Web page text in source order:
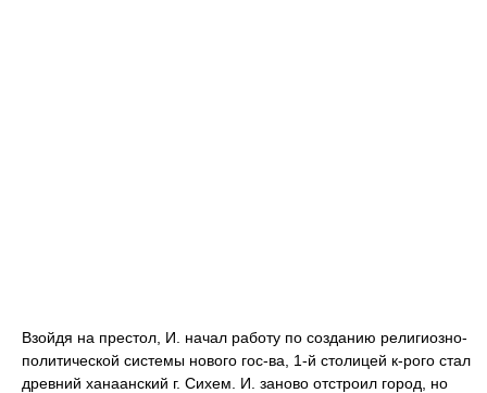
Взойдя на престол, И. начал работу по созданию религиозно-
политической системы нового гос-ва, 1-й столицей к-рого стал
древний ханаанский г. Сихем. И. заново отстроил город, но